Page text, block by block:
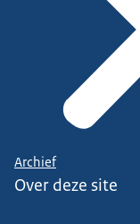
Archief
Over deze site